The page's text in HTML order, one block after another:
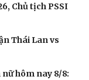
Chủ tịch PSSI
Thái Lan vs
hôm nay 8/8: